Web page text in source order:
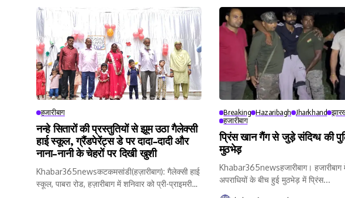
हजारीबाग
नन्हे सितारों की प्रस्तुतियों से झूम उठा गैलेक्सी
हाई स्कूल, ग्रैंडपेरेंट्स डे पर दादा-दादी और
नाना-नानी के चेहरों पर दिखी खुशी
Khabar365newsकटकमसांडी(हज़ारीबाग): गैलेक्सी हाई
स्कूल, पाबरा रोड, हज़ारीबाग में शनिवार को प्री-प्राइमरी
Breaking Hazaribagh Jharkhand
हजारीबाग
प्रिंस खान गैंग से जुड़े संदिग्ध की
मुठभेड़
Khabar365newsहजारीबाग।
अपराधियों के बीच हुई मुठभेड़ में प्रिंस...